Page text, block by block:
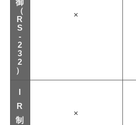
御
（
R
S
-
2
3
2
）
×
R
制
×